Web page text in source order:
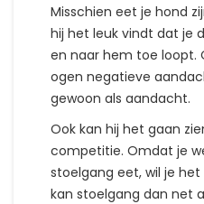
Misschien eet je hond
hij het leuk vindt dat je
en naar hem toe loopt.
ogen negatieve
gewoon als aandacht.
Ook kan hij het gaan
competitie. Omdat je
stoelgang eet, wil je
kan stoelgang dan net